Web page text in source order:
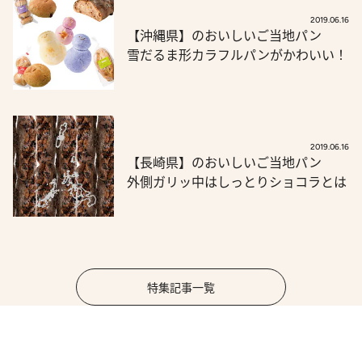
2019.06.16
【沖縄県】のおいしいご当地パン
雪だるま形カラフルパンがかわいい！
2019.06.16
【長崎県】のおいしいご当地パン
外側ガリッ中はしっとりショコラとは
特集記事一覧